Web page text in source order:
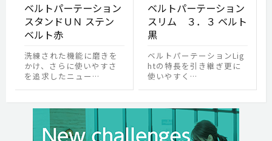
ベルトパーテーション
スタンドＵＮ ステン
ベルト赤
洗練された機能に磨きを
かけ、さらに使いやすさ
を追求したニュー…
ベルトパーテーション
スリム ３．３ ベルト
黒
ベルトパーテーションLig
htの特長を引き継ぎ更に
使いやすく…